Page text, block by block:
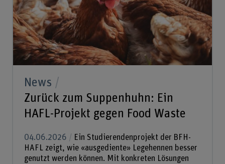
News
Zurück zum Suppenhuhn: Ein
HAFL-Projekt gegen Food Waste
04.06.2026
Ein Studierendenprojekt der BFH-
HAFL zeigt, wie «ausgediente» Legehennen besser
genutzt werden können. Mit konkreten Lösungen